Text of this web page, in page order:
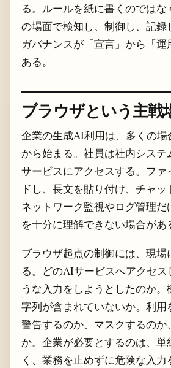
る。ルールを紙に書くのでは
の場面で検知し、制御し、記
ガバナンスが「宣言」から「
ある。
ブラウザという主戦
企業の生成AI利用は、多くの場
から始まる。社員は社内シス
サービスにアクセスする。ファ
ドし、長文を貼り付け、チャッ
ネットワーク監視やログ管理だ
を十分に理解できない場合があ
ブラウザ起点の制御には、現場
る。どのAIサービスへアクセス
うな入力をしようとしたのか
字列が含まれていないか。利用
警告するのか、マスクするのか
か。企業が必要とするのは、単
く、業務を止めずに危険な入